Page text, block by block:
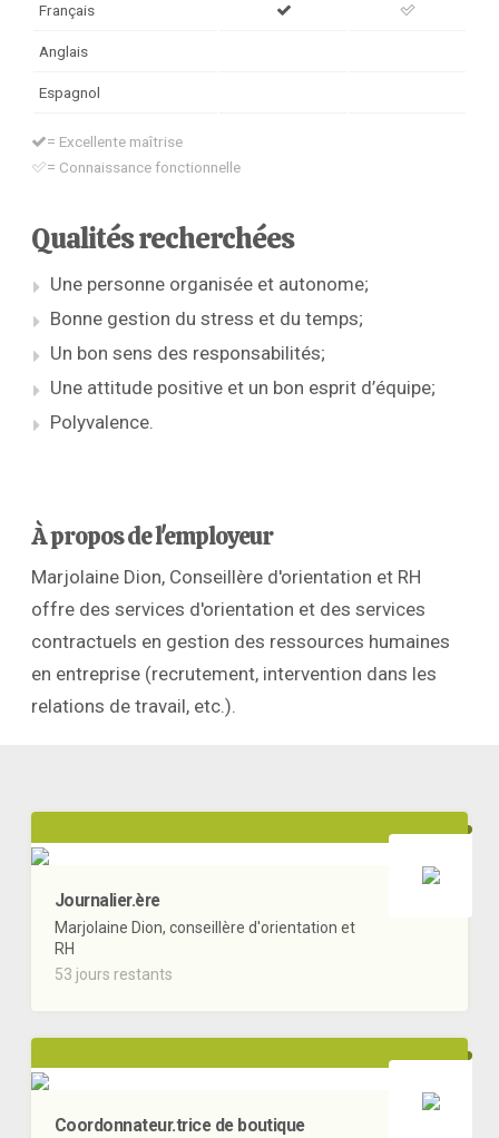
Français
Anglais
Espagnol
= Excellente maîtrise
= Connaissance fonctionnelle
Qualités recherchées
Une personne organisée et autonome;
Bonne gestion du stress et du temps;
Un bon sens des responsabilités;
Une attitude positive et un bon esprit d’équipe;
Polyvalence.
À propos de l'employeur
Marjolaine Dion, Conseillère d'orientation et RH
offre des services d'orientation et des services
contractuels en gestion des ressources humaines
en entreprise (recrutement, intervention dans les
relations de travail, etc.).
Journalier.ère
Marjolaine Dion, conseillère d'orientation et
RH
53 jours restants
Coordonnateur.trice de boutique